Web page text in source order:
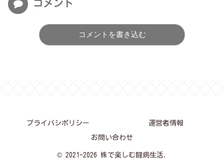
コメント
コメントを書き込む
プライバシポリシー 運営者情報
お問い合わせ
© 2021-2026 株で楽しむ闘病生活.